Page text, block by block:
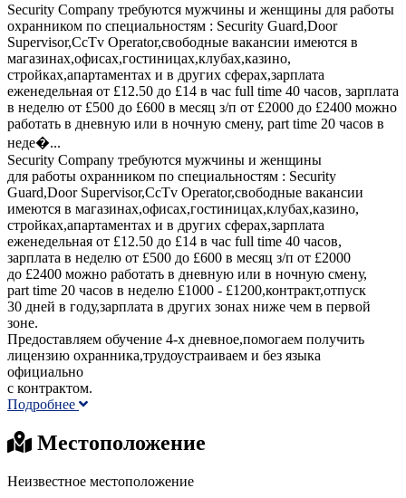
Security Company требуются мужчины и женщины для работы
охранником по специальностям : Security Guard,Door
Supervisor,CcTv Operator,свободные вакансии имеются в
магазинах,офисах,гостиницах,клубах,казино,
стройках,апартаментах и в других сферах,зарплата
еженедельная от £12.50 до £14 в час full time 40 часов, зарплата
в неделю от £500 до £600 в месяц з/п от £2000 до £2400 можно
работать в дневную или в ночную смену, part time 20 часов в
неде�...
Security Company требуются мужчины и женщины
для работы охранником по специальностям : Security
Guard,Door Supervisor,CcTv Operator,свободные вакансии
имеются в магазинах,офисах,гостиницах,клубах,казино,
стройках,апартаментах и в других сферах,зарплата
еженедельная от £12.50 до £14 в час full time 40 часов,
зарплата в неделю от £500 до £600 в месяц з/п от £2000
до £2400 можно работать в дневную или в ночную смену,
part time 20 часов в неделю £1000 - £1200,контракт,отпуск
30 дней в году,зарплата в других зонах ниже чем в первой
зоне.
Предоставляем обучение 4-х дневное,помогаем получить
лицензию охранника,трудоустраиваем и без языка
официально
с контрактом.
Подробнее
Местоположение
Неизвестное местоположение